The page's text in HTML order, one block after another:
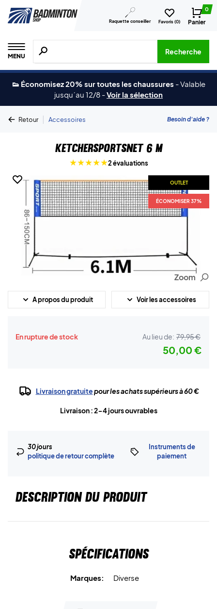
Raquette conseiller Favoris (0)
0
Panier
MENU
Recherche de produits, de marques, etc.
Recherche
👟 Économisez 20% sur toutes les chaussures -Valable
jusqu´au 12/8 -Voir la sélection
Retour | Accessoires Besoin d'aide ?
Ketchersportsnet 6 M
2 évaluations
OUTLET
ÉCONOMISER 37%
Zoom
A propos du produit Voir les accessoires
En rupture de stock Au lieu de: 79,95 €
50,00 €
Livraison gratuitepour les achats supérieurs à 60 €
Livraison : 2-4 jours ouvrables
30 jours
politique de retour complète
Instruments de
paiement
DESCRIPTION DU PRODUIT
Spécifications
Marques: Diverse